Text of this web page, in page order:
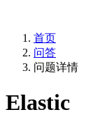
首页
问答
问题详情
Elastic